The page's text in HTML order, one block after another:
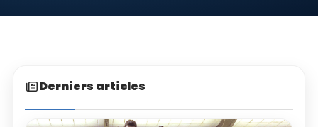
Derniers articles